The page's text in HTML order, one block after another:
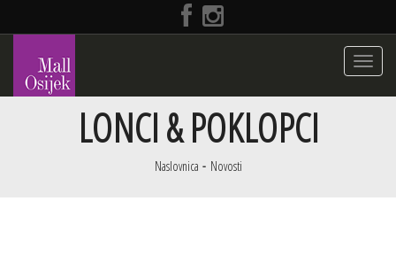
Toggle
LONCI & POKLOPCI
Naslovnica Novosti